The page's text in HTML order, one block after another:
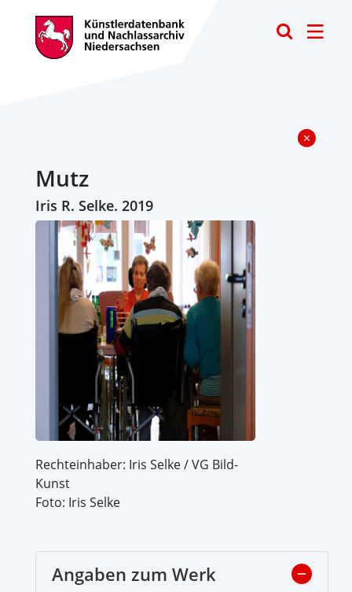
Mutz
Iris R. Selke. 2019
Rechteinhaber: Iris Selke / VG Bild-
Kunst
Foto: Iris Selke
Angaben zum Werk